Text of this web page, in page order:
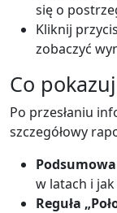
się o
Kliknij
zobaczyć
Co
Po przesłaniu
szczegółowy
w latach i
Reguła